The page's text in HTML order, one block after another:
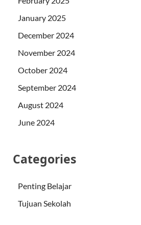
January 2025
December 2024
November 2024
October 2024
September 2024
August 2024
June 2024
Categories
Penting Belajar
Tujuan Sekolah